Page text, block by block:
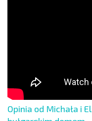
Opinia od Michała i